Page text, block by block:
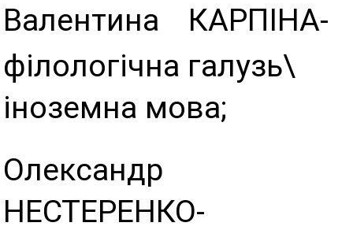
Валентина
КАРПІНА-
філологічна галузь\
іноземна мова;
Олександр
НЕСТЕРЕНКО-